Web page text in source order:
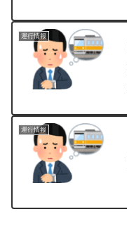
運行情報
運行情報